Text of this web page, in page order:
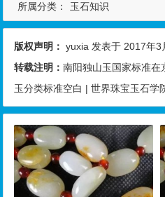
所属分类： 玉石知识
版权声明： yuxia 发表于 2017年3
转载注明：南阳独山玉国家标准在
玉分类标准空白 | 世界珠宝玉石学